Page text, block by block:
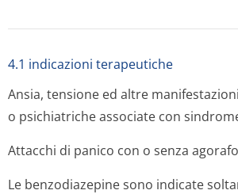
4.1 indicazioni terapeutiche
Ansia, tensione ed altre
o psichiatriche associate con
Attacchi di panico con o senza
Le benzodiazepine sono indicate